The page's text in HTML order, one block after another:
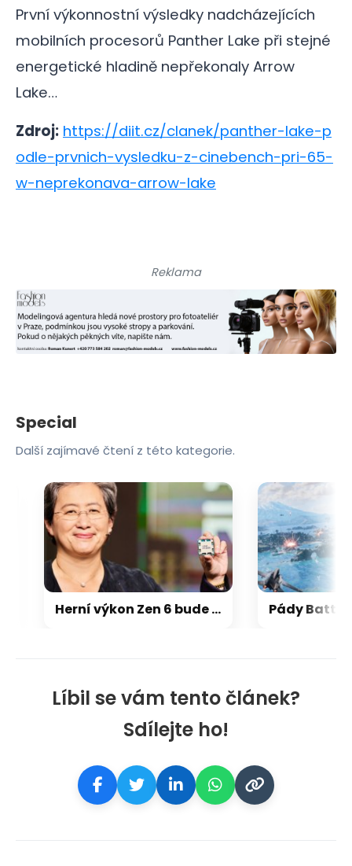
První výkonnostní výsledky nadcházejících
mobilních procesorů Panther Lake při stejné
energetické hladině nepřekonaly Arrow
Lake…
Zdroj: https://diit.cz/clanek/panther-lake-p
odle-prvnich-vysledku-z-cinebench-pri-65-
w-neprekonava-arrow-lake
Líbil se vám tento článek?
Sdílejte ho!
Reklama
Special
Další zajímavé čtení z této kategorie.
Herní výkon Zen 6 bude 15-18 % nad Zen 5, na úrovni Zen 5 X3D